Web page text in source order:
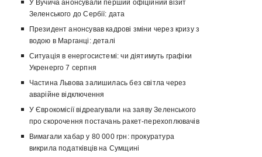
У Вучича анонсували перший офіційний візит
Зеленського до Сербії: дата
Президент анонсував кадрові зміни через кризу з
водою в Марганці: деталі
Ситуація в енергосистемі: чи діятимуть графіки
Укренерго 7 серпня
Частина Львова залишилась без світла через
аварійне відключення
У Єврокомісії відреагували на заяву Зеленського
про скорочення постачань ракет-перехоплювачів
Вимагали хабар у 80 000 грн: прокуратура
викрила податківців на Сумщині